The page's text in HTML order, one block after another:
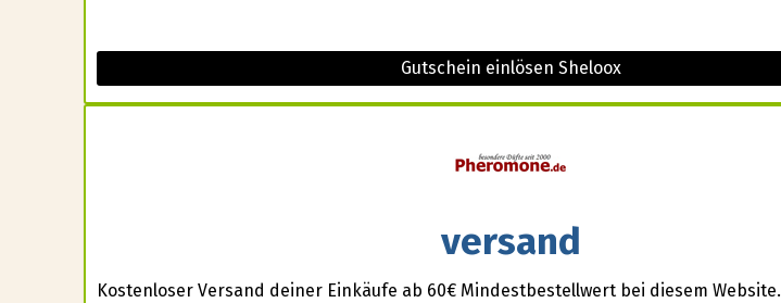
Gutschein einlösen Sheloox
versand
Kostenloser Versand deiner Einkäufe ab 60€ Mindestbestellwert bei diesem Website.